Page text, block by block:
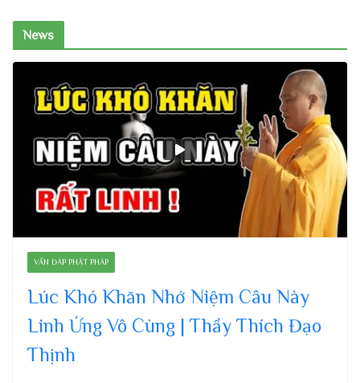
News
VẤN ĐÁP PHẬT PHÁP
Lúc Khó Khăn Nhớ Niệm Câu Này
Linh Ứng Vô Cùng | Thầy Thích Đạo
Thịnh